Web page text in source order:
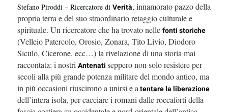
Stefano Piroddi – Ricercatore di Verità, innamorato pazzo della
propria terra e del suo straordinario retaggio culturale e
spirituale. Un ricercatore che ha trovato nellefonti storiche
(Velleio Patercolo, Orosio, Zonara, Tito Livio, Diodoro
Siculo, Cicerone, ecc…) la rivelazione di una storia mai
raccontata: i nostri Antenatiseppero non solo resistere per
secoli alla più grande potenza militare del mondo antico, ma
in più occasioni riuscirono a unirsi e atentare la liberazione
dell’intera isola, per cacciare i romani dalle roccaforti della